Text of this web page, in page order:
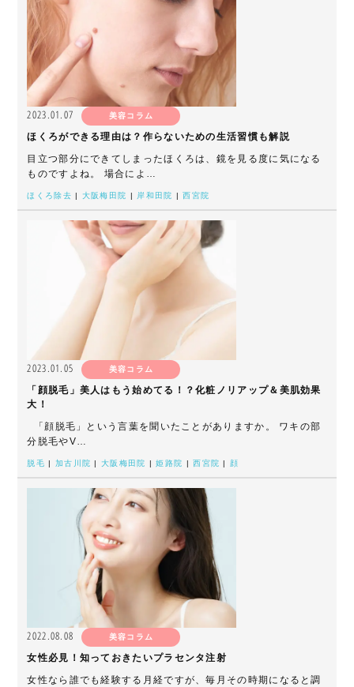
2023.01.07 美容コラム
ほくろができる理由は？作らないための生活習慣も解説
目立つ部分にできてしまったほくろは、鏡を見る度に気になる
ものですよね。 場合によ…
ほくろ除去 大阪梅田院 岸和田院 西宮院
2023.01.05 美容コラム
「顔脱毛」美人はもう始めてる！？化粧ノリアップ＆美肌効果
大！
「顔脱毛」という言葉を聞いたことがありますか。 ワキの部
分脱毛やV…
脱毛 加古川院 |大阪梅田院 |姫路院 西宮院 |顔
2022.08.08 美容コラム
女性必見！知っておきたいプラセンタ注射
女性なら誰でも経験する月経ですが、毎月その時期になると調